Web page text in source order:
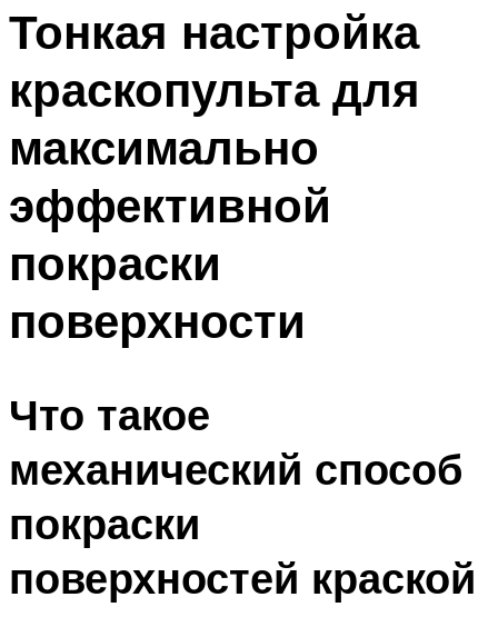
Тонкая настройка
краскопульта для
максимально
эффективной
покраски
поверхности
Что такое
механический способ
покраски
поверхностей краской